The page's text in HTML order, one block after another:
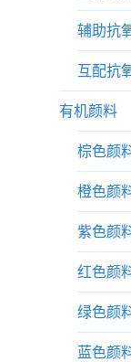
辅助抗
互配抗
有机颜料
棕色颜
橙色颜
紫色颜
红色颜
绿色颜
蓝色颜